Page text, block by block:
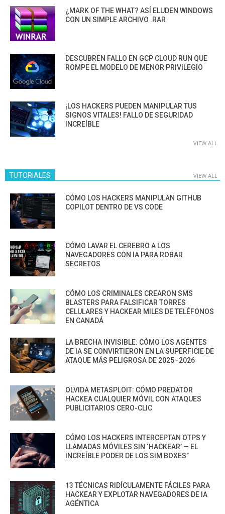
¿MARK OF THE WHAT? ASÍ ELUDEN WINDOWS
CON UN SIMPLE ARCHIVO .RAR
DESCUBREN FALLO EN GCP CLOUD RUN QUE
ROMPE EL MODELO DE MENOR PRIVILEGIO
¡LOS HACKERS PUEDEN MANIPULAR TUS
SIGNOS VITALES! FALLO DE SEGURIDAD
INCREÍBLE
VIEW ALL
TUTORIALES VIEW ALL
CÓMO LOS HACKERS MANIPULAN GITHUB
COPILOT DENTRO DE VS CODE
CÓMO LAVAR EL CEREBRO A LOS
NAVEGADORES CON IA PARA ROBAR
SECRETOS
CÓMO LOS CRIMINALES CREARON SMS
BLASTERS PARA FALSIFICAR TORRES
CELULARES Y HACKEAR MILES DE TELÉFONOS
EN CANADÁ
LA BRECHA INVISIBLE: CÓMO LOS AGENTES
DE IA SE CONVIRTIERON EN LA SUPERFICIE DE
ATAQUE MÁS PELIGROSA DE 2025–2026
OLVIDA METASPLOIT: CÓMO PREDATOR
HACKEA CUALQUIER MÓVIL CON ATAQUES
PUBLICITARIOS CERO-CLIC
CÓMO LOS HACKERS INTERCEPTAN OTPS Y
LLAMADAS MÓVILES SIN ‘HACKEAR’ — EL
INCREÍBLE PODER DE LOS SIM BOXES”
13 TÉCNICAS RIDÍCULAMENTE FÁCILES PARA
HACKEAR Y EXPLOTAR NAVEGADORES DE IA
AGÉNTICA